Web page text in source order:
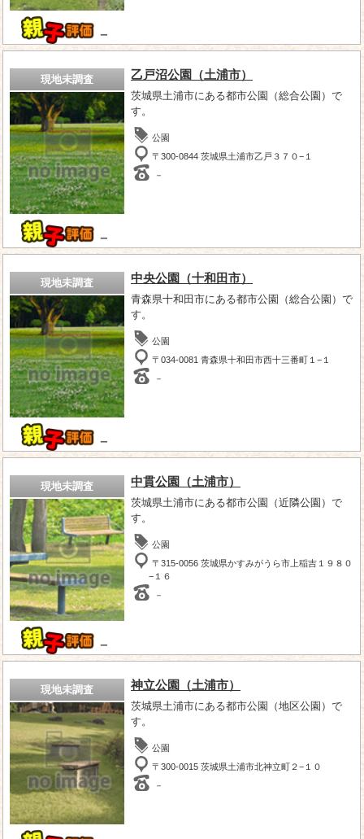
－
現地未調査
－
乙戸沼公園（土浦市）
茨城県土浦市にある都市公園（総合公園）で
す。
公園
〒300-0844 茨城県土浦市乙戸３７０−１
－
現地未調査
－
中央公園（十和田市）
青森県十和田市にある都市公園（総合公園）で
す。
公園
〒034-0081 青森県十和田市西十三番町１−１
－
現地未調査
－
中貫公園（土浦市）
茨城県土浦市にある都市公園（近隣公園）で
す。
公園
〒315-0056 茨城県かすみがうら市上稲吉１９８０
−１６
－
現地未調査 神立公園（土浦市）
茨城県土浦市にある都市公園（地区公園）で
す。
公園
〒300-0015 茨城県土浦市北神立町２−１０
－